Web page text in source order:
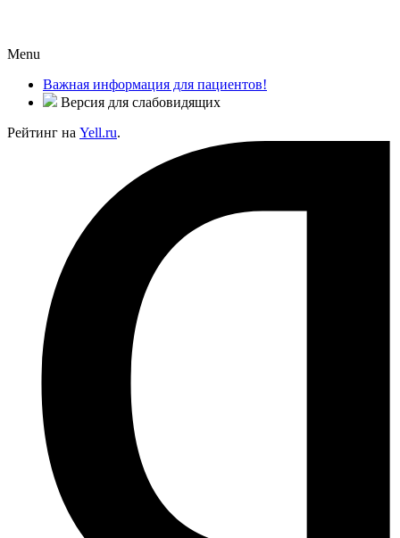
Menu
Важная информация для пациентов!
Версия для слабовидящих
Рейтинг на Yell.ru.